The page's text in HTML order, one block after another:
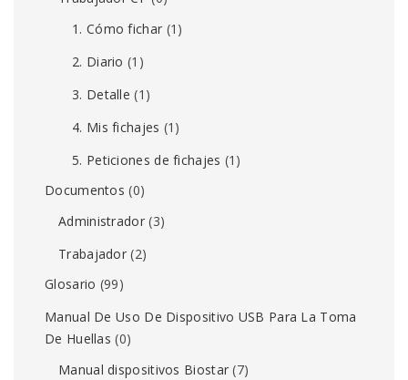
1. Cómo fichar (1)
2. Diario (1)
3. Detalle (1)
4. Mis fichajes (1)
5. Peticiones de fichajes (1)
Documentos (0)
Administrador(3)
Trabajador (2)
Glosario (99)
Manual De Uso De Dispositivo USB Para La Toma
De Huellas (0)
Manual dispositivos Biostar (7)